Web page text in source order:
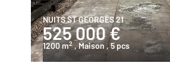
NUITS ST GEORGES 21
525 000 €
1200 m2 , Maison , 5 pcs